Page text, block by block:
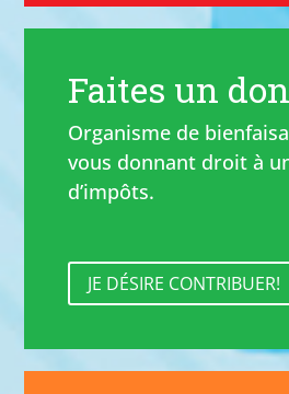
Faites un
Organisme de
vous donnant droit à
d’impôts.
JE DÉSIRE CONTRIBUER!